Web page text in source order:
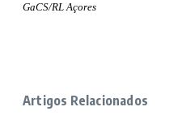
GaCS/RL Açores
Artigos Relacionados